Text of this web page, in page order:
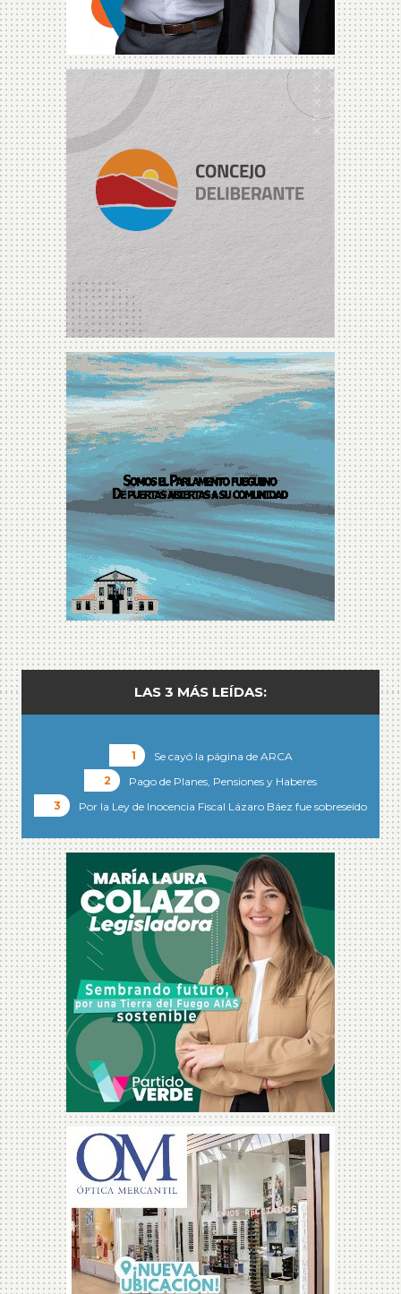
LAS 3 MÁS LEÍDAS:
Se cayó la página de ARCA
Pago de Planes, Pensiones y Haberes
Por la Ley de Inocencia Fiscal Lázaro Báez fue sobreseído